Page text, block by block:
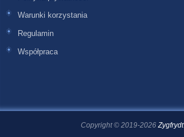
Warunki korzystania
Regulamin
Współpraca
Copyright © 2019-2026 Zygfrydt